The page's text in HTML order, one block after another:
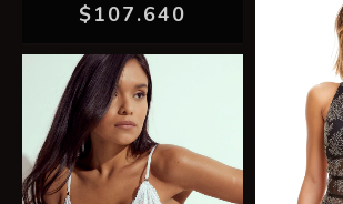
$107.640